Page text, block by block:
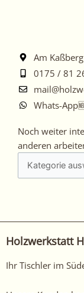
Am
0175 / 81
Whats-
Noch weiter
anderen
Noch
weiter
Schauen
arbeiten
an!
Holzwerkstatt
Ihr Tischler im